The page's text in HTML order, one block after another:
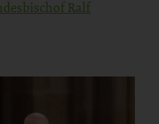
Ralf